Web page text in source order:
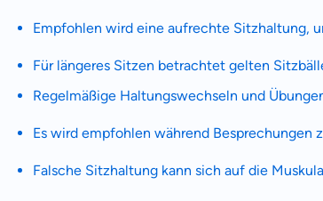
Empfohlen wird eine aufrechte Sitzhaltung,
Für längeres Sitzen betrachtet gelten
Regelmäßige Haltungswechseln und
Es wird empfohlen während Besprechungen
Falsche Sitzhaltung kann sich auf die